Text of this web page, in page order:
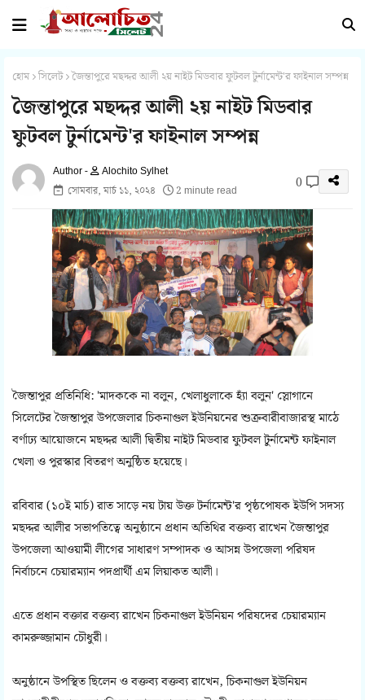
হোম সিলেট জৈন্তাপুরে মছদ্দর আলী ২য় নাইট মিডবার ফুটবল টুর্নামেন্ট'র ফাইনাল সম্পন্ন
জৈন্তাপুরে মছদ্দর আলী ২য় নাইট মিডবার
ফুটবল টুর্নামেন্ট'র ফাইনাল সম্পন্ন
Alochito Sylhet
সোমবার, মার্চ ১১, ২০২৪
2 minute read 0
জৈন্তাপুর প্রতিনিধি: 'মাদককে না বলুন, খেলাধুলাকে হ্যাঁ বলুন' স্লোগানে
সিলেটের জৈন্তাপুর উপজেলার চিকনাগুল ইউনিয়নের শুক্রবারীবাজারস্থ মাঠে
বর্ণাঢ্য আয়োজনে মছদ্দর আলী দ্বিতীয় নাইট মিডবার ফুটবল টুর্নামেন্ট ফাইনাল
খেলা ও পুরস্কার বিতরণ অনুষ্ঠিত হয়েছে।
রবিবার (১০ই মার্চ) রাত সাড়ে নয় টায় উক্ত টর্নামেন্ট'র পৃষ্ঠপোষক ইউপি সদস্য
মছদ্দর আলীর সভাপতিত্বে অনুষ্ঠানে প্রধান অতিথির বক্তব্য রাখেন জৈন্তাপুর
উপজেলা আওয়ামী লীগের সাধারণ সম্পাদক ও আসন্ন উপজেলা পরিষদ
নির্বাচনে চেয়ারম্যান পদপ্রার্থী এম লিয়াকত আলী।
এতে প্রধান বক্তার বক্তব্য রাখেন চিকনাগুল ইউনিয়ন পরিষদের চেয়ারম্যান
কামরুজ্জামান চৌধুরী।
অনুষ্ঠানে উপস্থিত ছিলেন ও বক্তব্য বক্তব্য রাখেন, চিকনাগুল ইউনিয়ন